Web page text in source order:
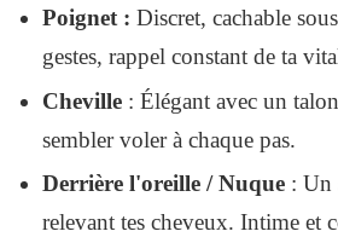
Poignet : Discret, cachable
gestes, rappel constant de ta
Cheville: Élégant avec un
sembler voler à chaque pas.
Derrière l'oreille / Nuque: Un
relevant tes cheveux. Intime et